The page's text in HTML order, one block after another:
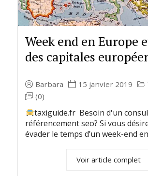
Week end en Europe
des capitales
Barbara 15 janvier 2019
(0)
taxiguide.fr Besoin d'un
référencement seo? Si vous
évader le temps d’un week-end
Voir article complet